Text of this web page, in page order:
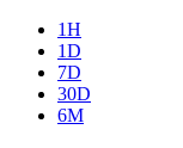
1H
1D
7D
30D
6M